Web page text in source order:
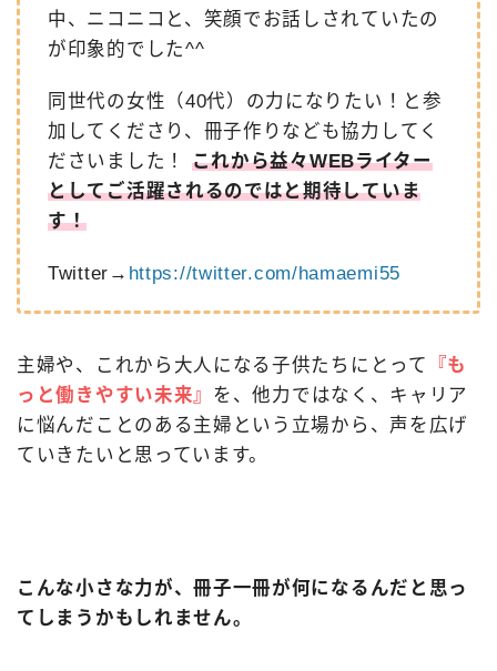
中、ニコニコと、笑顔でお話しされていたの
が印象的でした^^
同世代の女性（40代）の力になりたい！と参
加してくださり、冊子作りなども協力してく
ださいました！ これから益々WEBライター
としてご活躍されるのではと期待していま
す！
Twitter→ https://twitter.com/hamaemi55
主婦や、これから大人になる子供たちにとって
『も
っと働きやすい未来』 を、他力ではなく、キャリア
に悩んだことのある主婦という立場から、声を広げ
ていきたいと思っています。
こんな小さな力が、冊子一冊が何になるんだと思っ
てしまうかもしれません。